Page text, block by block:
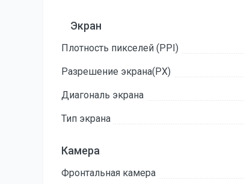
Экран
Плотность пикселей (PPI)
Разрешение экрана(PX)
Диагональ экрана
Тип экрана
Камера
Фронтальная камера